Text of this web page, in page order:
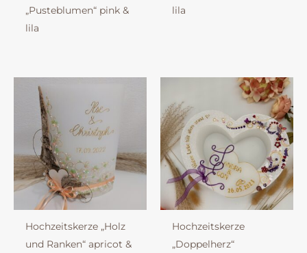
„Pusteblumen“ pink &
lila
lila
Hochzeitskerze „Holz
und Ranken“ apricot &
Hochzeitskerze
„Doppelherz“